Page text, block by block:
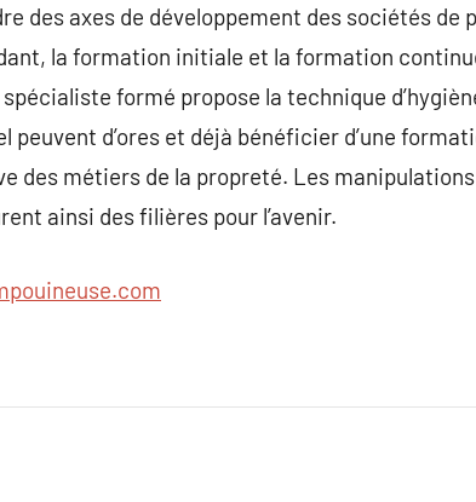
des axes de développement des sociétés de
la formation initiale et la formation
formé propose la technique
d’ores et déjà bénéficier d’une
des métiers de la propreté. Les
ainsi des filières pour l’avenir.